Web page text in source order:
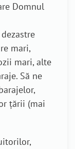
Domnul
mari,
mari, alte
Să ne
țării (mai